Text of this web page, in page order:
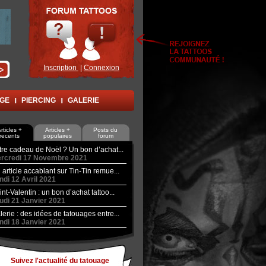
Inscription Connexion
PIERCING GALERIE
+
recents
Articles +
populaires
Posts du
forum
cadeau de Noël ? Un bon d’achat...
17 Novembre 2021
article accablant sur Tin-Tin remue...
12 Avril 2021
Valentin : un bon d’achat tattoo...
21 Janvier 2021
: des idées de tatouages entre...
18 Janvier 2021
Suivez l'actualité du tatouage